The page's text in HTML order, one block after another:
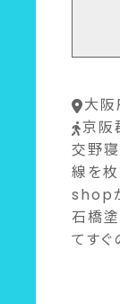
大
京阪
交野寝
線を
shop
石橋
てすぐ